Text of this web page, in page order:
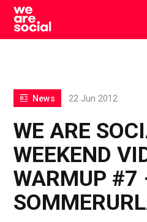
Skip
content
WE ARE
WEEKEND
WARMUP #7
News 22 Jun 2012